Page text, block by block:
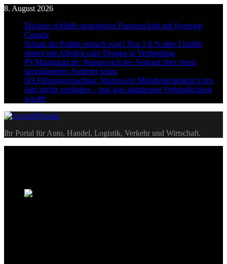
Skip
content
8. August 2026
Dachser schließt strategische Partnerschaft mit Synergie
Canada
Schaut die Politik einfach weg? Nur 1,6 % aller Unfälle
stehen mit Alkohol oder Drogen in Verbindung
PVMarktplatz.de: Warum sich der Verkauf über einen
spezialisierten Anbieter lohnt
HS Führungscoaching: Warum ein Mitarbeitergespräch pro
Jahr nichts verändert – und was stattdessen Verbindlichkeit
schafft
Logistik|Inside
Ihr Portal für Auto, Handel, Logistik, Verkehr und Wirtschaft.